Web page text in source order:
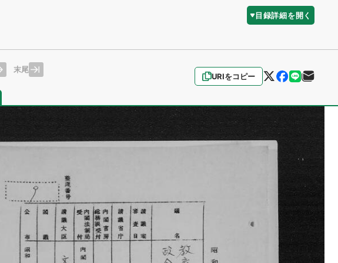
目録詳細を開く
URIをコピー
末尾